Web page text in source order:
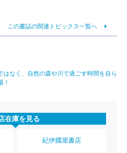
この書誌の関連トピックス一覧へ
なく、自然の森や川で過ごす時間を自ら
！
在庫を見る
紀伊國屋書店